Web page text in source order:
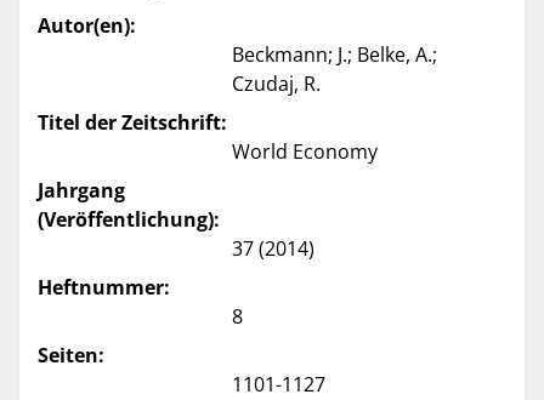
Autor(en):
Beckmann; J.; Belke, A.;
Czudaj, R.
Titel der Zeitschrift:
World Economy
Jahrgang
(Veröffentlichung):
37 (2014)
Heftnummer:
8
Seiten:
1101-1127